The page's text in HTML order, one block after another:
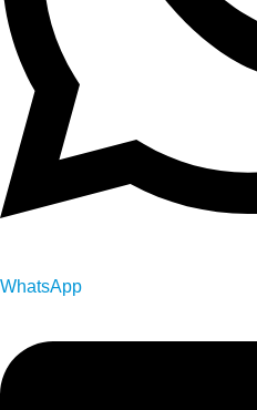
WhatsApp